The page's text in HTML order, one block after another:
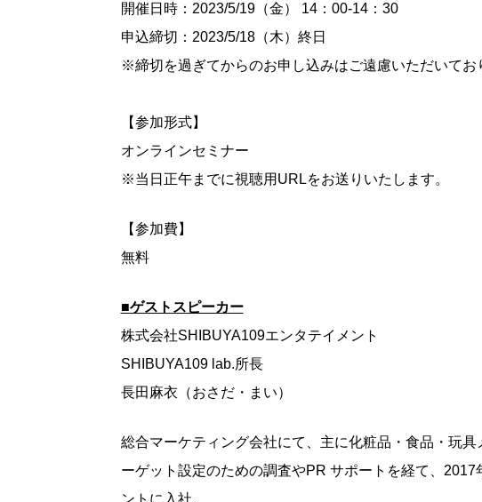
開催日時：2023/5/19（金） 14：00-14：30
申込締切：2023/5/18（木）終日
※締切を過ぎてからのお申し込みはご遠慮いただいてお
【参加形式】
オンラインセミナー
※当日正午までに視聴用URLをお送りいたします。
【参加費】
無料
■ゲストスピーカー
株式会社SHIBUYA109エンタテイメント
SHIBUYA109 lab.所長
長田麻衣（おさだ・まい）
総合マーケティング会社にて、主に化粧品・食品・玩
ーゲット設定のための調査やPR サポートを経て、